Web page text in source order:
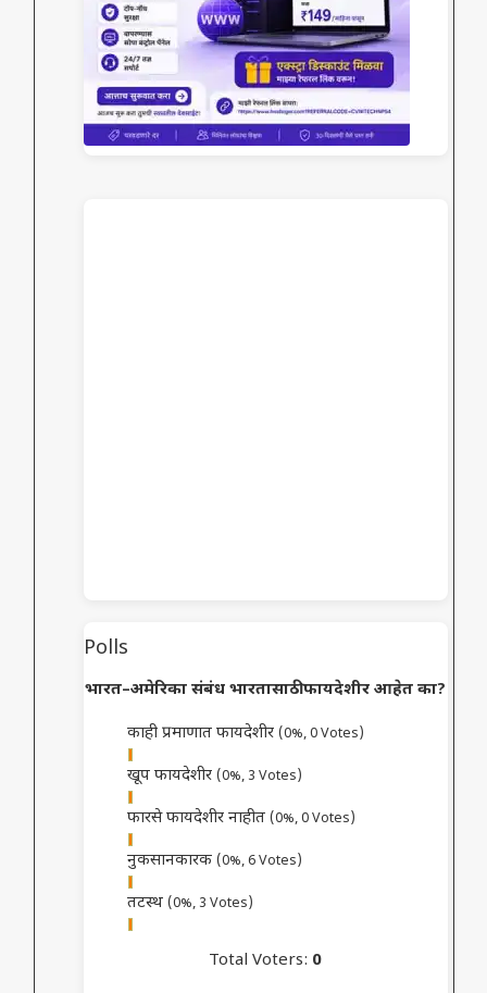
Polls
भारत–अमेरिका संबंध भारतासाठी फायदेशीर आहेत का?
काही प्रमाणात फायदेशीर (0%, 0 Votes)
खूप फायदेशीर (0%, 3 Votes)
फारसे फायदेशीर नाहीत (0%, 0 Votes)
नुकसानकारक (0%, 6 Votes)
तटस्थ (0%, 3 Votes)
Total Voters: 0